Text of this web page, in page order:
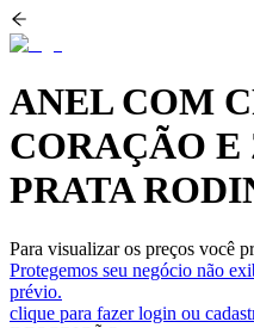
ANEL COM
CORAÇÃO
PRATA
Para visualizar os preços você
Protegemos seu negócio não
prévio.
clique para fazer login ou